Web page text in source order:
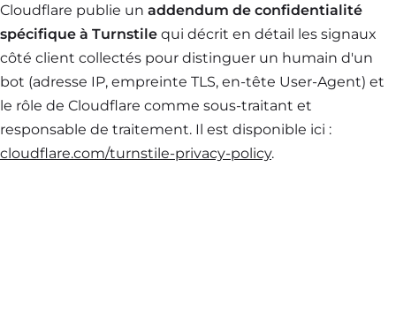
Cloudflare publie un addendum de confidentialité
spécifique à Turnstile qui décrit en détail les signaux
côté client collectés pour distinguer un humain d'un
bot (adresse IP, empreinte TLS, en-tête User-Agent) et
le rôle de Cloudflare comme sous-traitant et
responsable de traitement. Il est disponible ici :
cloudflare.com/turnstile-privacy-policy.